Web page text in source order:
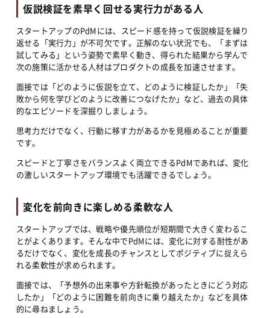
仮説検証を素早く回せる実行力がある人
スタートアップのPdMには、スピード感を持って仮説検証を繰り
返せる「実行力」が不可欠です。正解のない状況でも、「まずは
試してみる」という姿勢で素早く動き、得られた結果から学んで
次の施策に活かせる人材はプロダクトの成長を加速させます。
面接では「どのように仮説を立て、どのように検証したか」「失
敗から何を学びどのように改善につなげたか」など、過去の具体
的なエピソードを深掘りしましょう。
思考力だけでなく、行動に移す力があるかを見極めることが重要
です。
スピードと丁寧さをバランスよく両立できるPdMであれば、変化
の激しいスタートアップ環境でも活躍できるでしょう。
変化を前向きに楽しめる柔軟な人
スタートアップでは、戦略や優先順位が短期間で大きく変わるこ
とがよくあります。そんな中でPdMには、変化に対する耐性があ
るだけでなく、変化を成長のチャンスとしてポジティブに捉えら
れる柔軟性が求められます。
面接では、「予想外の出来事や方針転換があったときにどう対応
したか」「どのように困難を前向きに乗り越えたか」などを具体
的に尋ねましょう。